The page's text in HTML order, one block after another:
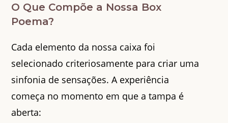
O Que Compõe a Nossa Box
Poema?
Cada elemento da nossa caixa foi
selecionado criteriosamente para criar uma
sinfonia de sensações. A experiência
começa no momento em que a tampa é
aberta: